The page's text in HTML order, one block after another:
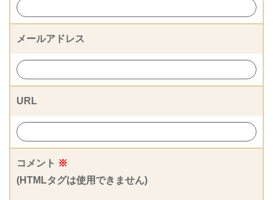
メールアドレス
URL
コメント ※
(HTMLタグは使用できません)